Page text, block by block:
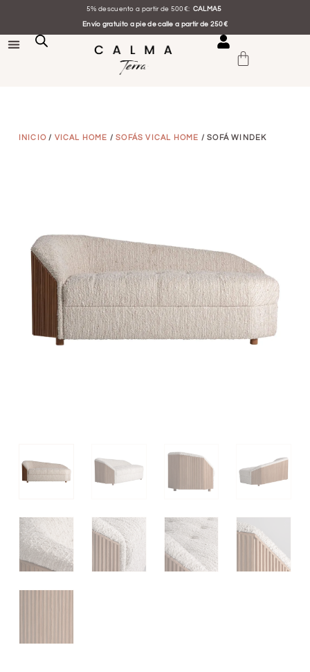
5% descuento a partir de 500€: CALMA5
Envío gratuito a pie de calle a partir de 250€
INICIO / VICAL HOME /SOFÁS VICAL HOME / SOFÁ WINDEK